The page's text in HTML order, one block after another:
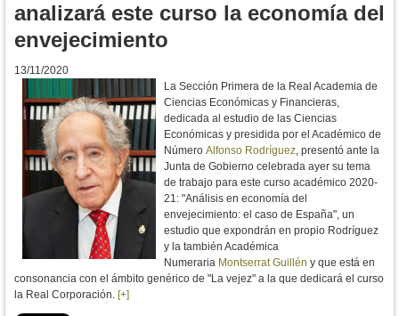
analizará este curso la economía del
envejecimiento
13/11/2020
La Sección Primera de la Real Academia de
Ciencias Económicas y Financieras,
dedicada al estudio de las Ciencias
Económicas y presidida por el Académico de
Número Alfonso Rodríguez, presentó ante la
Junta de Gobierno celebrada ayer su tema
de trabajo para este curso académico 2020-
21: "Análisis en economía del
envejecimiento: el caso de España", un
estudio que expondrán en propio Rodríguez
y la también Académica
Numeraria Montserrat Guillén y que está en
consonancia con el ámbito genérico de "La vejez" a la que dedicará el curso
la Real Corporación. [+]